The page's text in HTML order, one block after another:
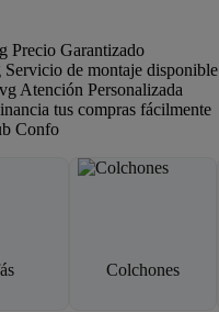
Precio Garantizado
Servicio de montaje disponible
Atención Personalizada
tus compras fácilmente
Confo
Colchones